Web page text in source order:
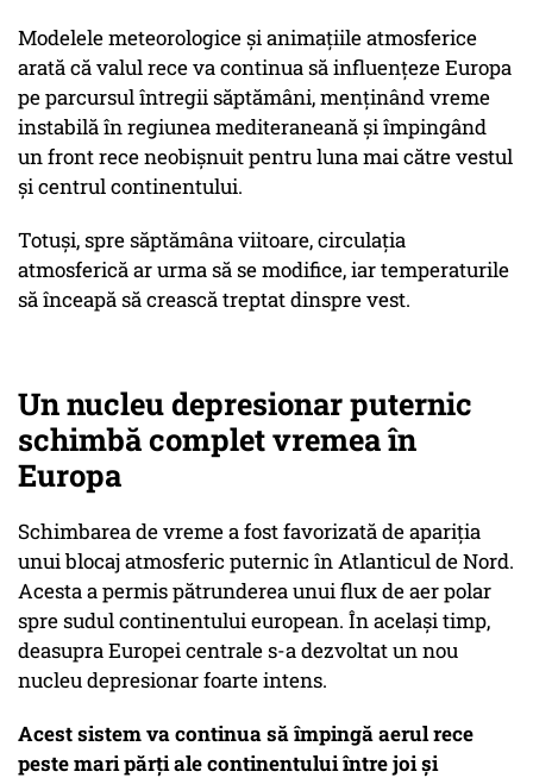
Modelele meteorologice și animațiile atmosferice
arată că valul rece va continua să influențeze Europa
pe parcursul întregii săptămâni, menținând vreme
instabilă în regiunea mediteraneană și împingând
un front rece neobișnuit pentru luna mai către vestul
și centrul continentului.
Totuși, spre săptămâna viitoare, circulația
atmosferică ar urma să se modifice, iar temperaturile
să înceapă să crească treptat dinspre vest.
Un nucleu depresionar puternic
schimbă complet vremea în
Europa
Schimbarea de vreme a fost favorizată de apariția
unui blocaj atmosferic puternic în Atlanticul de Nord.
Acesta a permis pătrunderea unui flux de aer polar
spre sudul continentului european. În același timp,
deasupra Europei centrale s-a dezvoltat un nou
nucleu depresionar foarte intens.
Acest sistem va continua să împingă aerul rece
peste mari părți ale continentului între joi și